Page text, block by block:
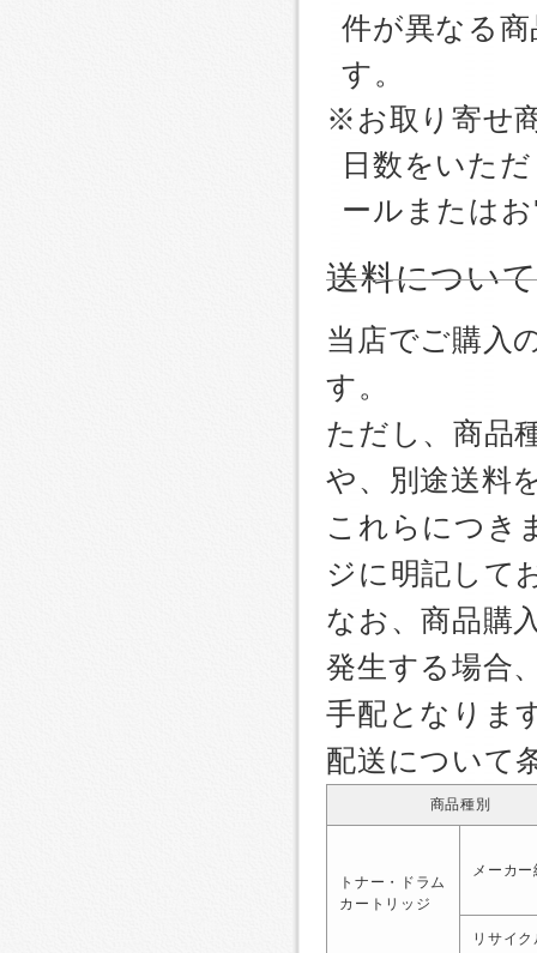
件が異なる
す。
※お取り寄せ
日数をいた
ールまたは
送料について
当店でご購入
す。
ただし、商品
や、別途送料
これらにつき
ジに明記して
なお、商品購
発生する場合
手配となりま
配送について
商品種別
トナー・ドラム
カートリッジ
メーカ
リサイ